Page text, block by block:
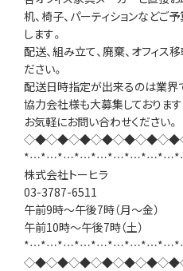
机、椅子、パーティションなどご
します。
配送、組み立て、廃棄、オフィス
ださい。
配送日時指定が出来るのは業界
協力会社様も大募集しております
お気軽にお問い合わせください。
株式会社トーヒラ
03-3787-6511
午前9時～午後7時（月～金）
午前10時～午後7時（土）